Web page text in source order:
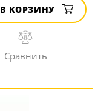
В КОРЗИНУ